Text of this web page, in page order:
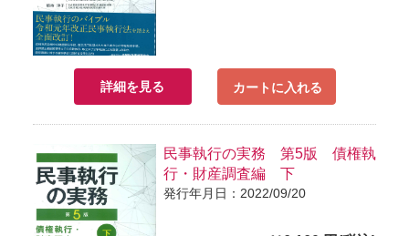
詳細を見る カートに入れる
民事執行の実務 第5版 債権執
行・財産調査編 下
発行年月日：2022/09/20